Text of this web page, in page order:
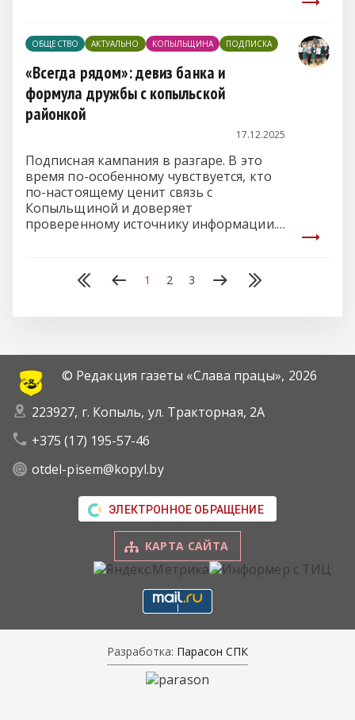
ОБЩЕСТВО АКТУАЛЬНО КОПЫЛЬЩИНА ПОДПИСКА
«Всегда рядом»: девиз банка и
формула дружбы с копыльской
районкой
17.12.2025
Подписная кампания в разгаре. В это
время по-особенному чувствуется, кто
по-настоящему ценит связь с
Копыльщиной и доверяет
проверенному источнику информации.
Беларусбанк» в г. Копыле.
1 2 3
© Редакция газеты «Слава працы», 2026
223927, г. Копыль, ул. Тракторная, 2А
+375 (17) 195-57-46
otdel-pisem@kopyl.by
ЭЛЕКТРОННОЕ ОБРАЩЕНИЕ
КАРТА САЙТА
Разработка: Парасон СПК